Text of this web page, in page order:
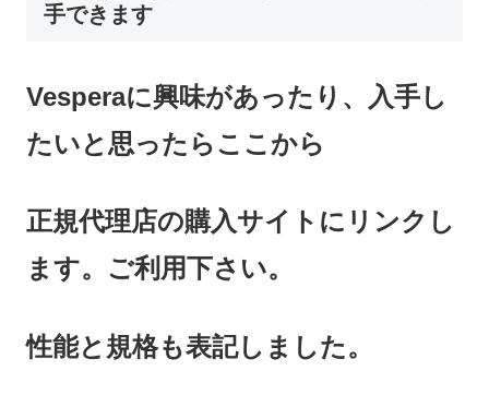
手できます
Vesperaに興味があったり、入手し
たいと思ったらここから
正規代理店の購入サイ トにリンクし
ます。 ご利用下さい。
性能と規格も表記しました。